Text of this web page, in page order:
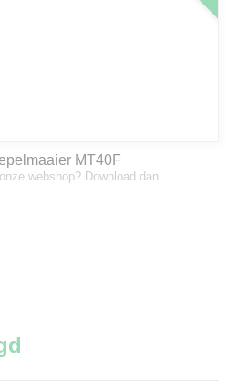
MT40F
webshop? Download dan…